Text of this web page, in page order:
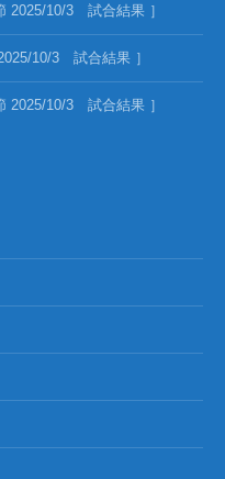
2025/10/3 試合結果 ］
10/3 試合結果 ］
2025/10/3 試合結果 ］